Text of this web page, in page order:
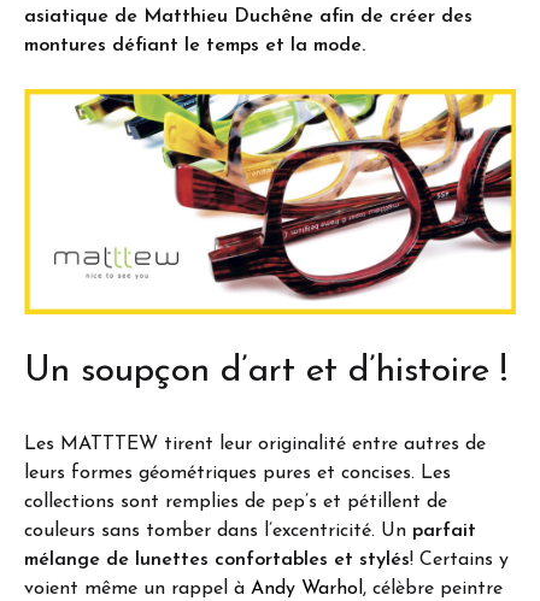
asiatique de Matthieu Duchêne afin de créer des
montures défiant le temps et la mode.
Un soupçon d’art et d’histoire !
Les MATTTEW tirent leur originalité entre autres de
leurs formes géométriques pures et concises. Les
collections sont remplies de pep’s et pétillent de
couleurs sans tomber dans l’excentricité. Un parfait
mélange de lunettes confortables et stylés! Certains y
voient même un rappel à Andy Warhol, célèbre peintre